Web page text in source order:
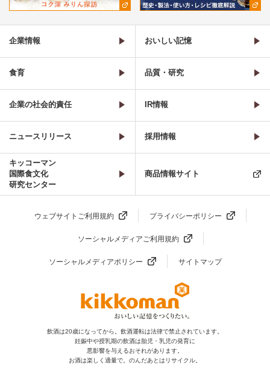
企業情報 おいしい記憶
食育 品質・研究
企業の社会的責任 IR情報
ニュースリリース 採用情報
キッコーマン
国際食文化
研究センター
商品情報サイト
ウェブサイトご利用規約 プライバシーポリシー
ソーシャルメディアご利用規約
ソーシャルメディアポリシー サイトマップ
飲酒は20歳になってから。飲酒運転は法律で禁止されています。
妊娠中や授乳期の飲酒は胎児・乳児の発育に
悪影響を与えるおそれがあります。
お酒は楽しく適量で。のんだあとはリサイクル。